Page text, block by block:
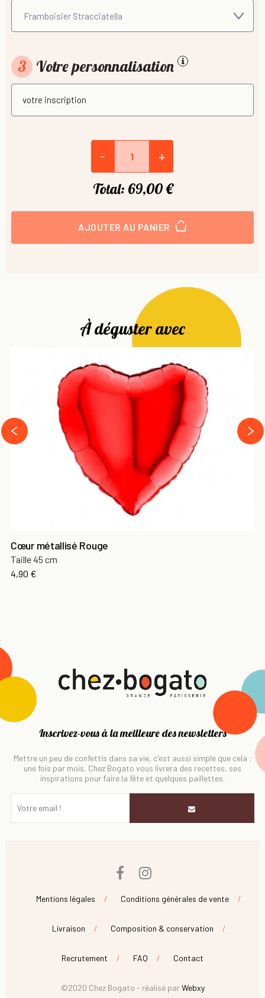
3 Votre personnalisation
- +
Total: 69,00 €
AJOUTER AU PANIER
À déguster avec
Cœur métallisé Rouge
Taille 45 cm
Prix
4,90 €
prev
next
Inscrivez-vous à la meilleure des newsletters
Mettre un peu de confettis dans sa vie, c'est aussi simple que cela :
une fois par mois, Chez Bogato vous livrera des recettes, ses
inspirations pour faire la fête et quelques paillettes.
Facebook
Mentions légales Conditions générales de vente
Livraison Composition & conservation
Recrutement FAQ Contact
©2020 Chez Bogato - réalisé parWebxy